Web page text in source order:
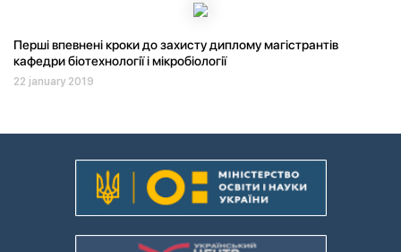
Перші впевнені кроки до захисту диплому магістрантів
кафедри біотехнології і мікробіології
22 january 2019